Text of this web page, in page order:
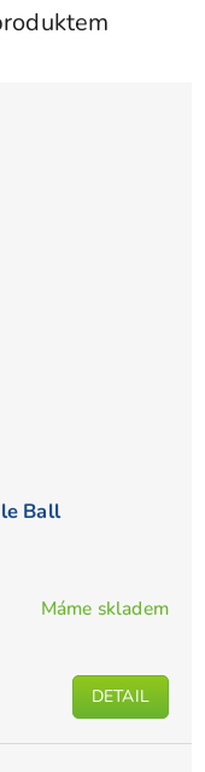
Ball
Máme skladem
DETAIL